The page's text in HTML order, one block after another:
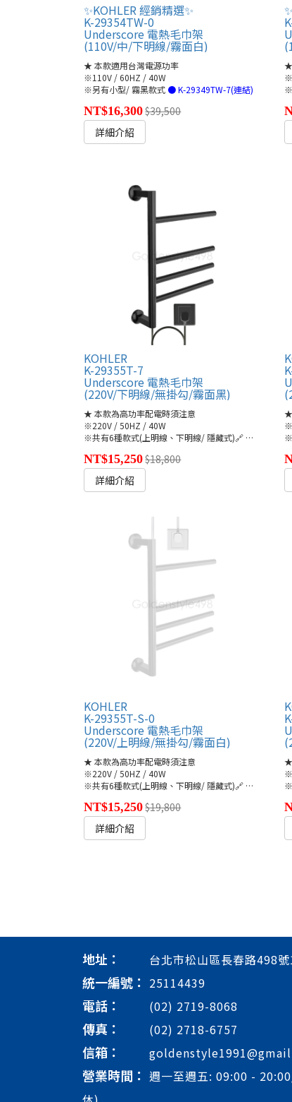
✨KOHLER 經銷精選✨
K-29354TW-0
Underscore 電熱毛巾架
(110V/中/下明線/霧面白)
★ 本款適用台灣電源功率
※110V / 60HZ / 40W
※另有小型/ 霧黑款式 ● K-29349TW-7(連結)
NT$16,300$39,500
詳細介紹
★
※
KOHLER
K-29355T-7
Underscore 電熱毛巾架
(220V/下明線/無掛勾/霧面黑)
★ 本款為高功率配電時須注意
※220V / 50HZ / 40W
※共有6種款式(上明線、下明線/ 隱藏式)🔗 ●K-
NT$15,250$18,800
詳細介紹
★
※
KOHLER
K-29355T-S-0
Underscore 電熱毛巾架
(220V/上明線/無掛勾/霧面白)
★ 本款為高功率配電時須注意
※220V / 50HZ / 40W
※共有6種款式(上明線、下明線/ 隱藏式)🔗 ●K-
NT$15,250$19,800
詳細介紹
★
※
地址： 台北市松山區長春路498
統一編號： 25114439
電話： (02) 2719-8068
傳真： (02) 2718-6757
信箱：
營業時間： 週一至週五: 09:00 -